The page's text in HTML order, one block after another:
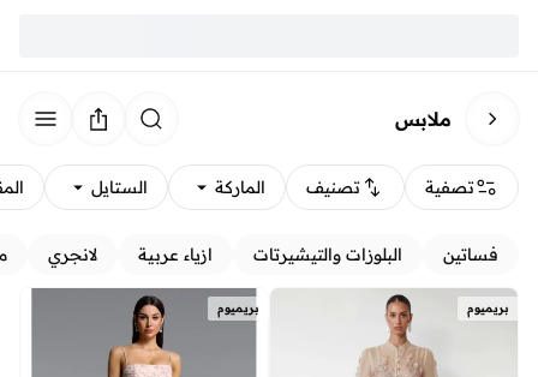
ملابس
تصفية تصنيف الماركة الستايل
فساتين البلوزات والتيشيرتات ازياء عربية لانجري
بريميوم بريميوم